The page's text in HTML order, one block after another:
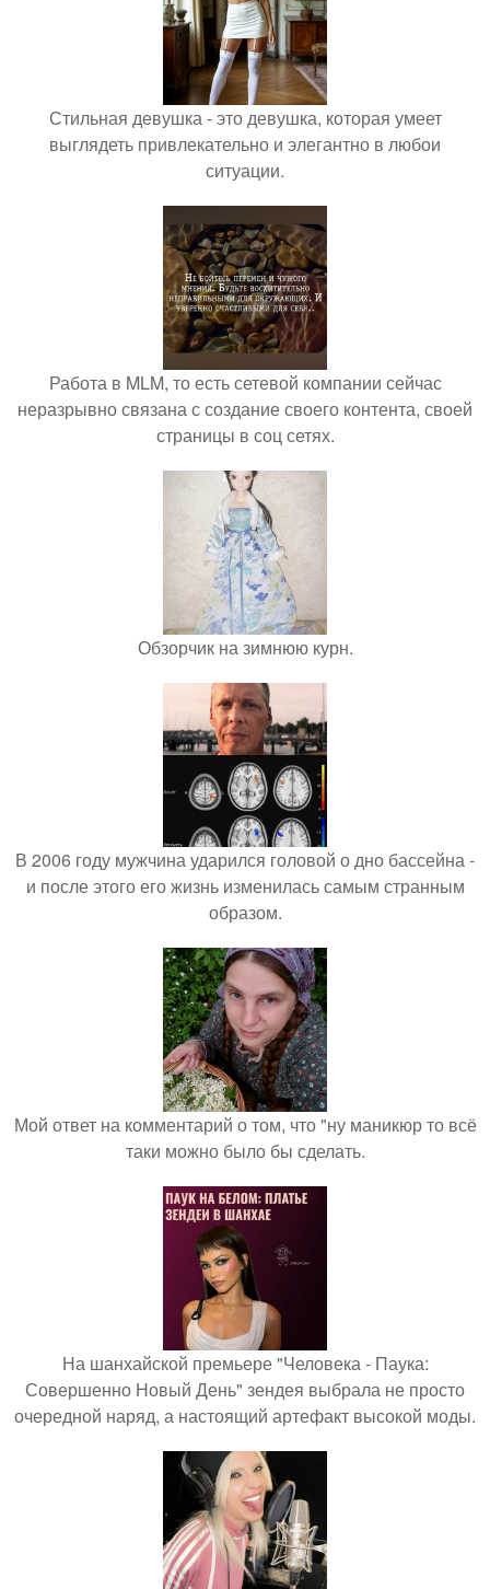
Стильная девушка - это девушка, которая умеет
выглядеть привлекательно и элегантно в любои
ситуации.
Работа в MLM, то есть сетевой компании сейчас
неразрывно связана с создание своего контента, своей
страницы в соц сетях.
Обзорчик на зимнюю курн.
В 2006 году мужчина ударился головой о дно бассейна -
и после этого его жизнь изменилась самым странным
образом.
Мой ответ на комментарий о том, что "ну маникюр то всё
таки можно было бы сделать.
На шанхайской премьере "Человека - Паука:
Совершенно Новый День" зендея выбрала не просто
очередной наряд, а настоящий артефакт высокой моды.